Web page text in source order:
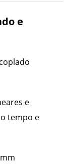
e
e
tempo e